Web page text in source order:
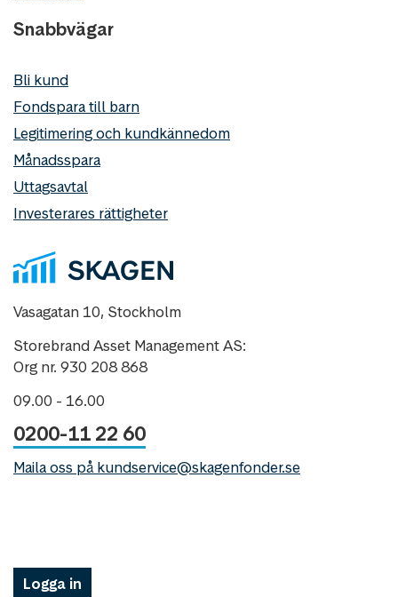
Snabbvägar
Bli kund
Fondspara till barn
Legitimering och kundkännedom
Månadsspara
Uttagsavtal
Investerares rättigheter
Vasagatan 10, Stockholm
Storebrand Asset Management AS:
Org nr. 930 208 868
09.00 - 16.00
0200-11 22 60
Maila oss på kundservice@skagenfonder.se
Logga in